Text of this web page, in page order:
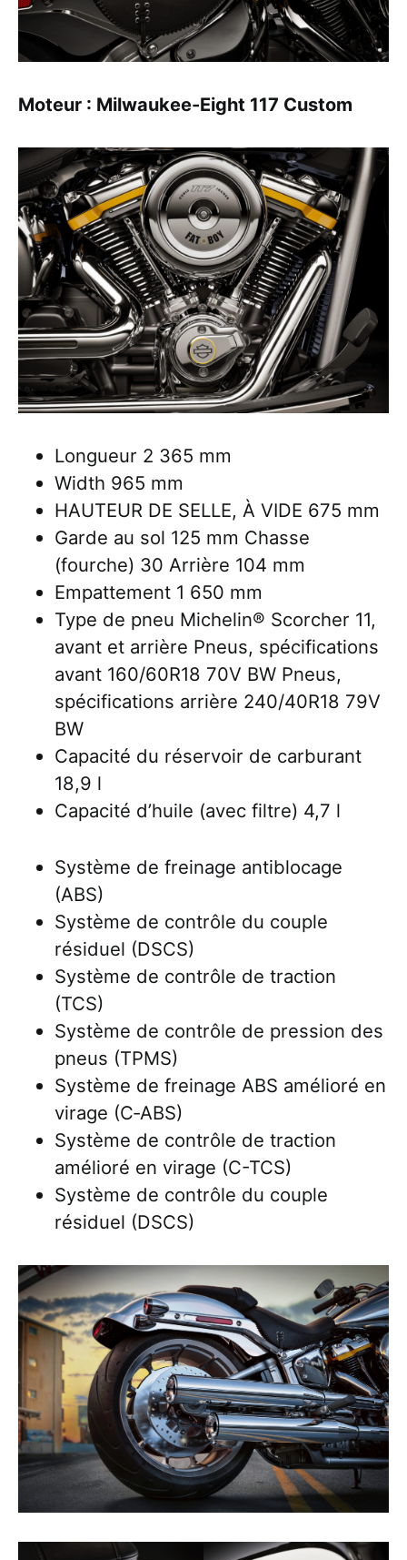
Moteur : Milwaukee-Eight 117 Custom
Longueur 2 365 mm
Width 965 mm
HAUTEUR DE SELLE, À VIDE 675 mm
Garde au sol 125 mm Chasse
(fourche) 30 Arrière 104 mm
Empattement 1 650 mm
Type de pneu Michelin® Scorcher 11,
avant et arrière Pneus, spécifications
avant 160/60R18 70V BW Pneus,
spécifications arrière 240/40R18 79V
BW
Capacité du réservoir de carburant
18,9 l
Capacité d’huile (avec filtre) 4,7 l
Système de freinage antiblocage
(ABS)
Système de contrôle du couple
résiduel (DSCS)
Système de contrôle de traction
(TCS)
Système de contrôle de pression des
pneus (TPMS)
Système de freinage ABS amélioré en
virage (C‑ABS)
Système de contrôle de traction
amélioré en virage (C-TCS)
Système de contrôle du couple
résiduel (DSCS)